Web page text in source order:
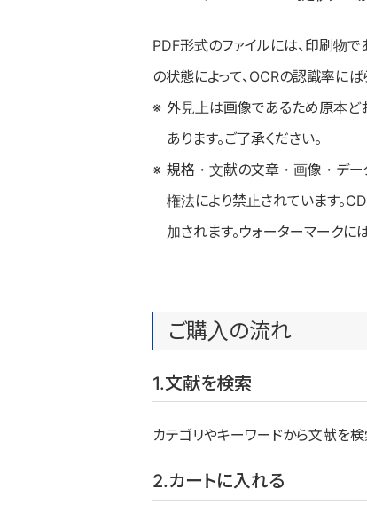
PDF形式のファイルには、印刷物
の状態によって、OCRの認識率に
外見上は画像であるため原本ど
あります。ご了承ください。
規格・文献の文章・画像・デー
権法により禁止されています。
加されます。ウォーターマークに
ご購入の流れ
1.文献を検索
カテゴリやキーワードから文献を
2.カートに入れる